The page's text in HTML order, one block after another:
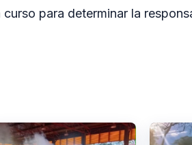
para determinar la